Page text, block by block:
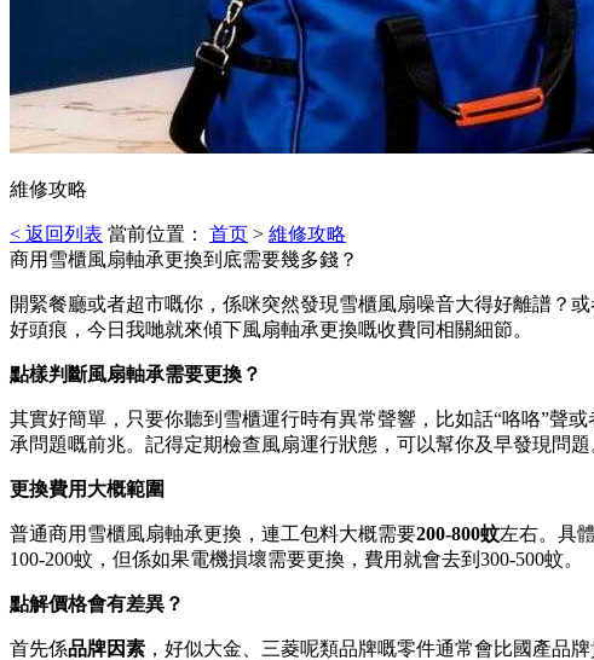
維修攻略
< 返回列表 當前位置： 首页 > 維修攻略
商用雪櫃風扇軸承更換到底需要幾多錢？
開緊餐廳或者超市嘅你，係咪突然發現雪櫃風扇噪音大得好離譜？
好頭痕，今日我哋就來傾下風扇軸承更換嘅收費同相關細節。
點樣判斷風扇軸承需要更換？
其實好簡單，只要你聽到雪櫃運行時有異常聲響，比如話“咯咯”聲
承問題嘅前兆。記得定期檢查風扇運行狀態，可以幫你及早發現問題
更換費用大概範圍
普通商用雪櫃風扇軸承更換，連工包料大概需要200-800蚊左右。具
100-200蚊，但係如果電機損壞需要更換，費用就會去到300-500蚊。
點解價格會有差異？
首先係品牌因素 ，好似大金、三菱呢類品牌嘅零件通常會比國產品